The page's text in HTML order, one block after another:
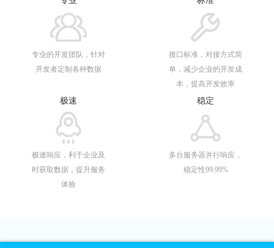
专业的开发团队，针对
开发者定制各种数据
接口标准，对接方式简
单，减少企业的开发成
本，提高开发效率
极速
极速响应，利于企业及
时获取数据，提升服务
体验
稳定
多台服务器并行响应，
稳定性99.99%